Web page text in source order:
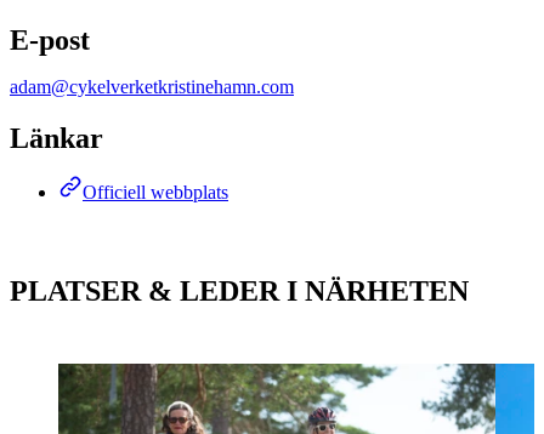
E-post
adam@cykelverketkristinehamn.com
Länkar
Officiell webbplats
PLATSER & LEDER I NÄRHETEN